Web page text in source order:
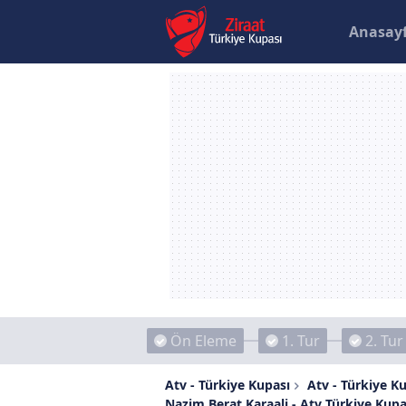
Ön Eleme 1. Tur 2. Tur
Atv - Türkiye Kupası
Atv - Türkiye